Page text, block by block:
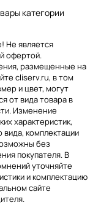
категории
Не является
офертой.
размещенные на
cliserv.ru, в том
и цвет, могут
от вида товара в
Изменение
характеристик,
комплектации
без
покупателя. В
уточняйте
и комплектацию
сайте